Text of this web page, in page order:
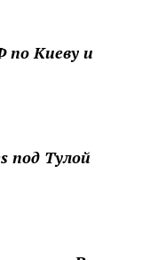
по Киеву и
под Тулой